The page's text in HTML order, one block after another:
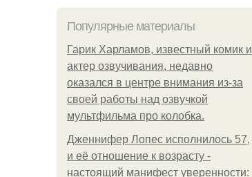
Популярные материалы
Гарик Харламов, известный комик и
актер озвучивания, недавно
оказался в центре внимания из-за
своей работы над озвучкой
мультфильма про колобка.
Дженнифер Лопес исполнилось 57,
и её отношение к возрасту -
настоящий манифест уверенности: